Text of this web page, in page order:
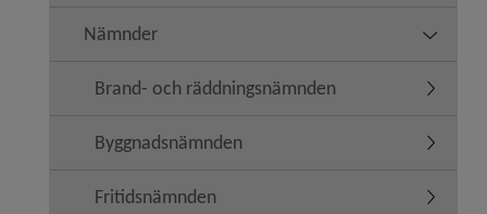
Nämnder
Brand- och räddningsnämnden
Byggnadsnämnden
Fritidsnämnden